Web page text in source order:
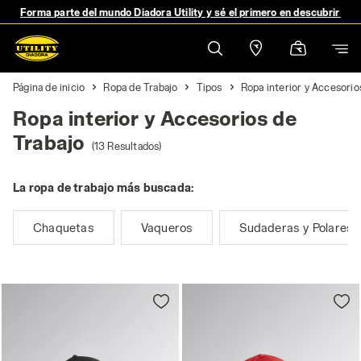
Forma parte del mundo Diadora Utility y sé el primero en descubrir
Página de inicio Ropa de Trabajo Tipos Ropa interior y
Ropa interior y Accesorios de
Trabajo
(13 Resultados)
La ropa de trabajo más buscada:
Chaquetas Vaqueros Sudaderas y Polares